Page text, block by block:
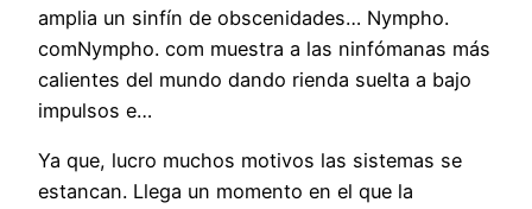
amplia un sinfín de obscenidades… Nympho.
comNympho. com muestra a las ninfómanas más
calientes del mundo dando rienda suelta a bajo
impulsos e…
Ya que, lucro muchos motivos las sistemas se
estancan. Llega un momento en el que la